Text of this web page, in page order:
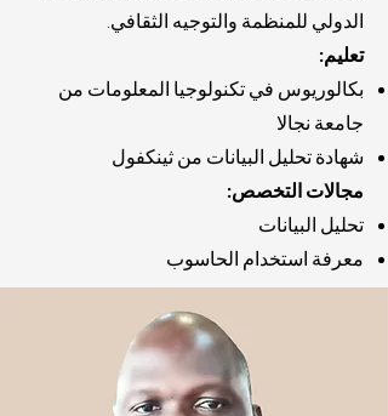
الدولي للمنظمة والتوجيه الثقافي.
تعليم:
بكالوريوس في تكنولوجيا المعلومات من
جامعة نجالا
شهادة تحليل البيانات من ثينكفول
مجالات التخصص:
تحليل البيانات
معرفة استخدام الحاسوب